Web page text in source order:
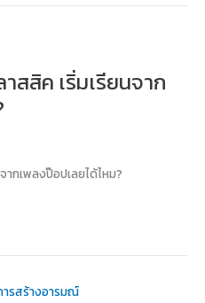
สสิค เริ่มเรียนจาก
ากเพลงป๊อปเลยได้ไหม?